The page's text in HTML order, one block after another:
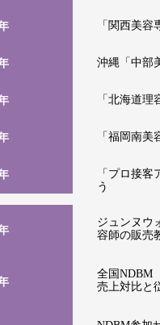
「関西美
沖縄「中部
「北海道
「福岡南
「プロ接
う
ジュンヌウ
容師の販売
全国NDBM
売上対比と